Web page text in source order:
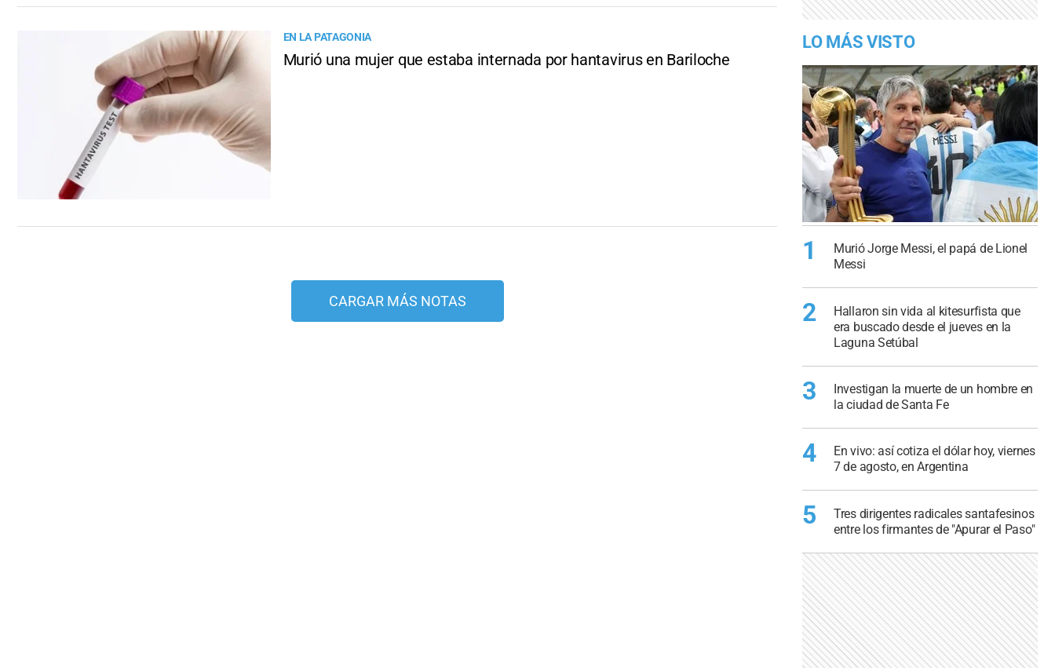
EN LA PATAGONIA
Murió una mujer que estaba internada por hantavirus en Bariloche
CARGAR MÁS NOTAS
LO MÁS VISTO
1
Murió Jorge Messi, el papá de Lionel
Messi
2
Hallaron sin vida al kitesurfista que
era buscado desde el jueves en la
Laguna Setúbal
3
Investigan la muerte de un hombre en
la ciudad de Santa Fe
4
En vivo: así cotiza el dólar hoy, viernes
7 de agosto, en Argentina
5
Tres dirigentes radicales santafesinos
entre los firmantes de "Apurar el Paso"